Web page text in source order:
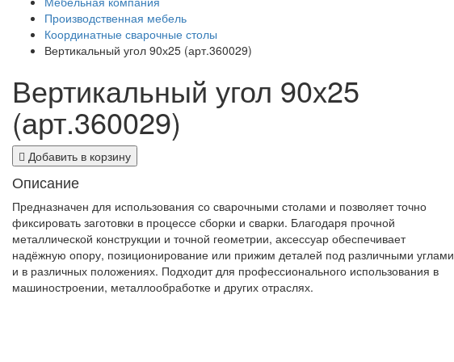
Производственная мебель
Координатные сварочные столы
Вертикальный угол 90х25 (арт.360029)
Вертикальный угол 90х25
(арт.360029)
Добавить в корзину
Описание
Предназначен для использования со сварочными столами и позволяет точно
фиксировать заготовки в процессе сборки и сварки. Благодаря прочной
металлической конструкции и точной геометрии, аксессуар обеспечивает
надёжную опору, позиционирование или прижим деталей под различными углами
и в различных положениях. Подходит для профессионального использования в
машиностроении, металлообработке и других отраслях.